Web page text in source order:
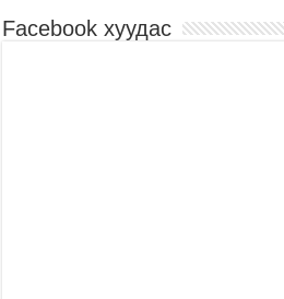
Үндэсний хувцасны өдрийг тохиолдуулан
“Дээлтэй монгол наадам” боллоо
Facebook хуудас